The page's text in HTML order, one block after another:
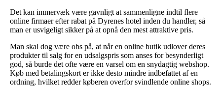
Det kan immervæk være gavnligt at sammenligne indtil flere
online firmaer efter rabat på Dyrenes hotel inden du handler, så
man er usvigeligt sikker på at opnå den mest attraktive pris.
Man skal dog være obs på, at når en online butik udlover deres
produkter til salg for en udsalgspris som anses for besynderligt
god, så burde det ofte være en varsel om en snydagtig webshop.
Køb med betalingskort er ikke desto mindre indbefattet af en
ordning, hvilket redder køberen overfor svindlende online shops.